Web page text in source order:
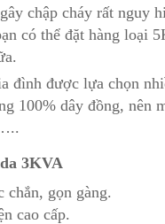
chập cháy rất nguy
có thể đặt hàng loại
đình được lựa chọn
100% dây đồng, nên
3KVA
chắn, gọn gàng.
cao cấp.